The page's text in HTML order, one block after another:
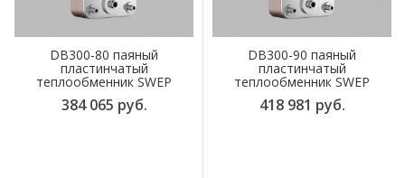
DB300-80 паяный
пластинчатый
теплообменник SWEP
384 065 руб.
DB300-90 паяный
пластинчатый
теплообменник SWEP
418 981 руб.